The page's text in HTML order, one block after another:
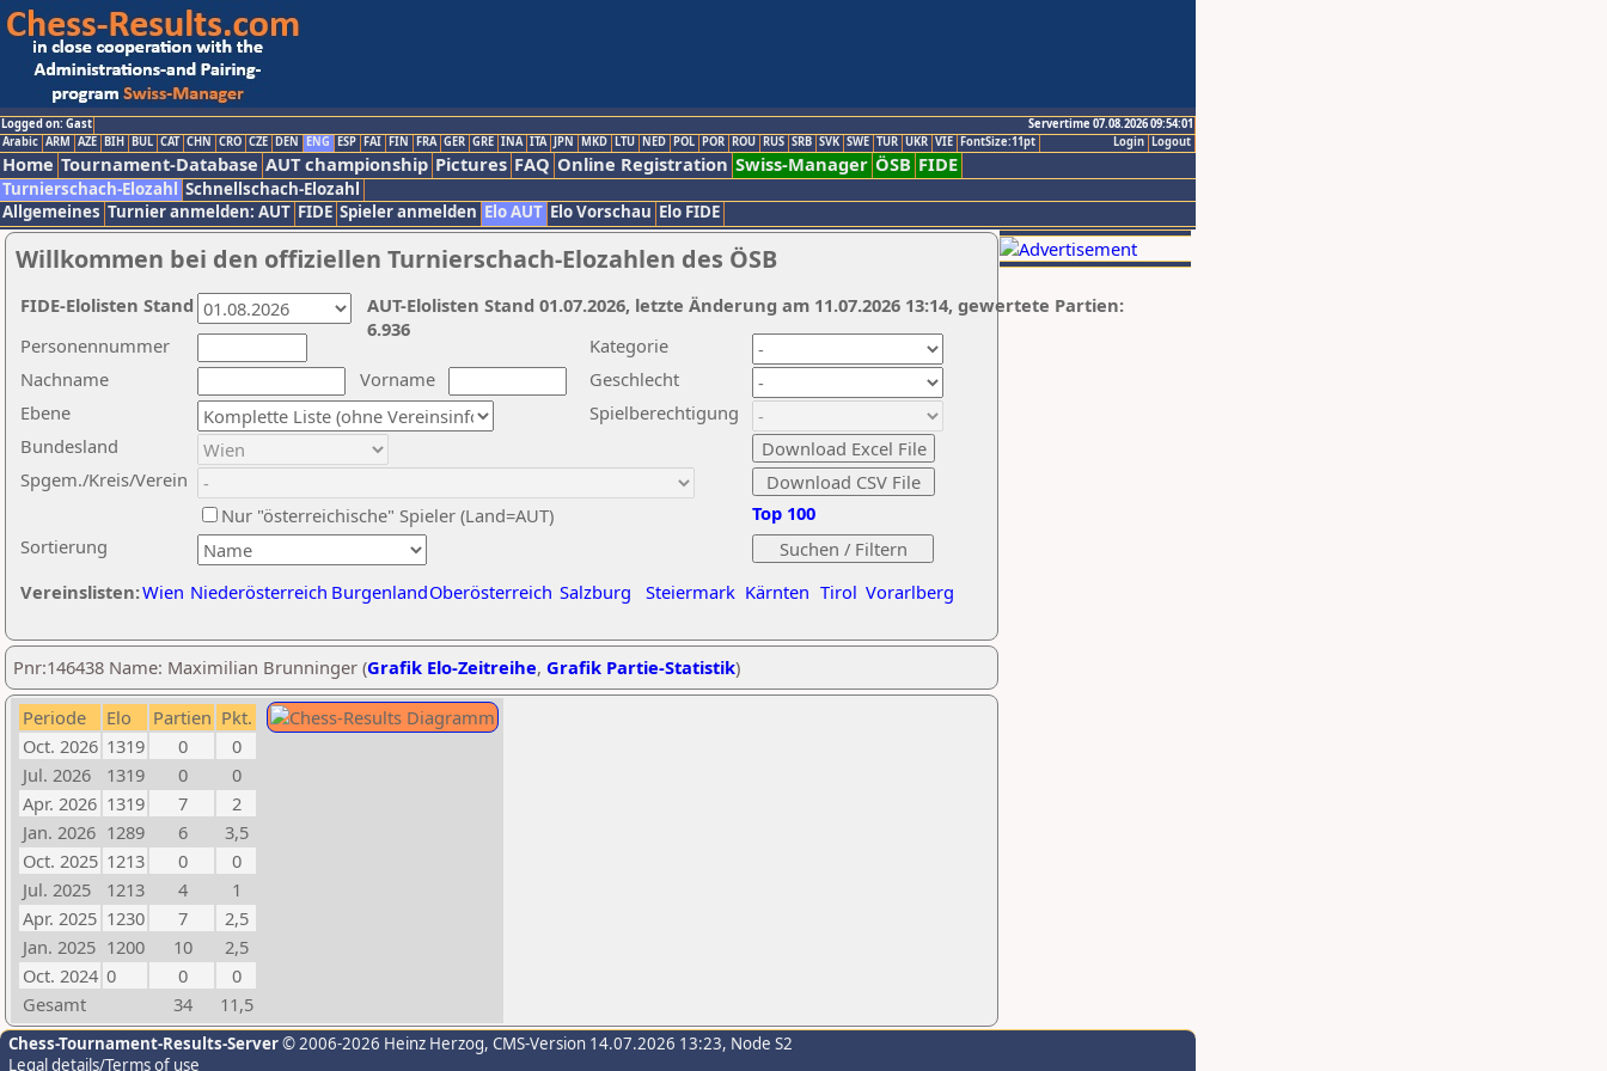
Logged on: Gast
Servertime 07.08.2026 09:54:01
Logout
Login
Arabic ARM AZE BIH BUL CAT CHN CRO CZE DEN ENG ESP FAI FIN FRA GER GRE INA ITA JPN MKD LTU NED POL POR ROU RUS SRB SVK SWE TUR UKR VIE FontSize:11pt
Home Tournament-Database AUT championship Pictures FAQ Online Registration Swiss-Manager ÖSB FIDE
Turnierschach-Elozahl Schnellschach-Elozahl
Allgemeines Turnier anmelden: AUT FIDE Spieler anmelden Elo AUT Elo Vorschau Elo FIDE
Willkommen bei den offiziellen Turnierschach-Elozahlen des ÖSB
Nachname
Vorname
Ebene
Kategorie
Sortierung
Personennummer
Bundesland
Spgem./Kreis/Verein
Geschlecht
Nur "österreichische" Spieler (Land=AUT)
Spielberechtigung
Vereinslisten:Wien Niederösterreich BurgenlandOberösterreich Salzburg Steiermark Kärnten Tirol Vorarlberg
Top 100
AUT-Elolisten Stand 01.07.2026, letzte Änderung am 11.07.2026 13:14, gewertete Partien:
6.936
FIDE-Elolisten Stand
Pnr:146438 Name: Maximilian Brunninger (Grafik Elo-Zeitreihe, Grafik Partie-Statistik)
Periode Elo Partien Pkt.
Oct. 2026 1319 0
0
Jul. 2026
1319 0
0
Apr. 2026 1319 7
2
Jan. 2026 1289 6
3,5
Oct. 2025 1213 0
0
Jul. 2025
1213 4
1
Apr. 2025 1230 7
2,5
Jan. 2025 1200 10
2,5
Oct. 2024 0 0
0
Gesamt
34 11,5
Chess-Tournament-Results-Server© 2006-2026 Heinz Herzog, CMS-Version 14.07.2026 13:23, Node S2
Legal details/Terms of use